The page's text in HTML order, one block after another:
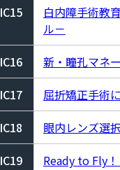
IC15
白内障手術教
ル－
IC16
新・瞳孔マネ
IC17
屈折矯正手術
IC18
眼内レンズ選
IC19
Ready to Fly